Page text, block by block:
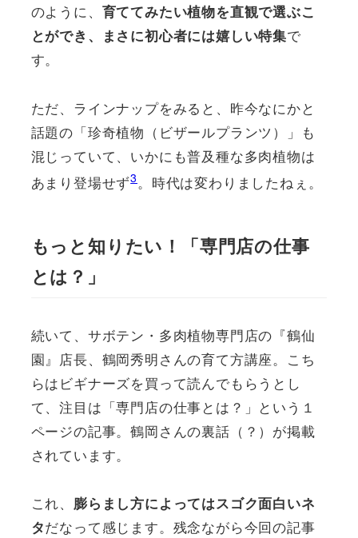
のように、 育ててみたい植物を直観で選ぶこ
とができ、まさに初心者には嬉しい特集で
す。
ただ、ラインナップをみると、昨今なにかと
話題の「珍奇植物（ビザールプランツ）」も
混じっていて、いかにも普及種な多肉植物は
あまり登場せず3 。時代は変わりましたねぇ。
もっと知りたい！「専門店の仕事
とは？」
続いて、サボテン・多肉植物専門店の『鶴仙
園』店長、鶴岡秀明さんの育て方講座。こち
らはビギナーズを買って読んでもらうとし
て、注目は「専門店の仕事とは？」という１
ページの記事。鶴岡さんの裏話（？）が掲載
されています。
これ、 膨らまし方によってはスゴク面白いネ
タだなって感じます。残念ながら今回の記事